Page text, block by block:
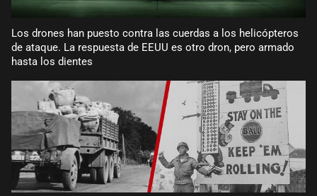
Los drones han puesto contra las cuerdas a los helicópteros
de ataque. La respuesta de EEUU es otro dron, pero armado
hasta los dientes